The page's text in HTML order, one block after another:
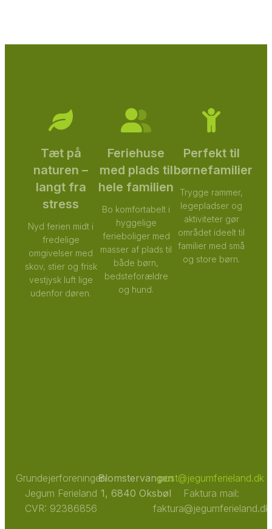
Tæt på
naturen –
langt fra
stress
Nyd ferien midt i
fredelige
omgivelser med
skov, stier og frisk
vestjysk luft lige
udenfor døren.
Feriehuse
med plads til
hele familien
Bo komfortabelt i
hyggelige
ferieboliger med
masser af plads til
både børn,
bedsteforældre
og hund.
Perfekt til
børnefamilier
Trygge rammer,
legepladser og
aktiviteter gør
området ideelt til
familier med små
og store børn.
Grundejerforeningen
Jegum Ferieland
CVR: 92386856
Blomstervangen
1, 6840 Oksbøl
post@jegumferieland.dk
Faktura mail:
faktura@jegumferieland.dk